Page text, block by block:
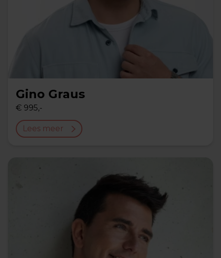
Gino Graus
€ 995,-
Lees meer